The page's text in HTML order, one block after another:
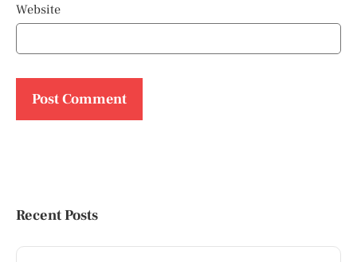
Website
Recent Posts